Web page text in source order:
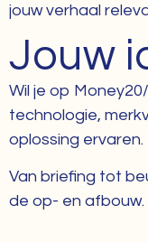
jouw verhaal
Jouw
Wil je op
technologie,
oplossing ervaren.
Van briefing tot
de op- en afbouw.